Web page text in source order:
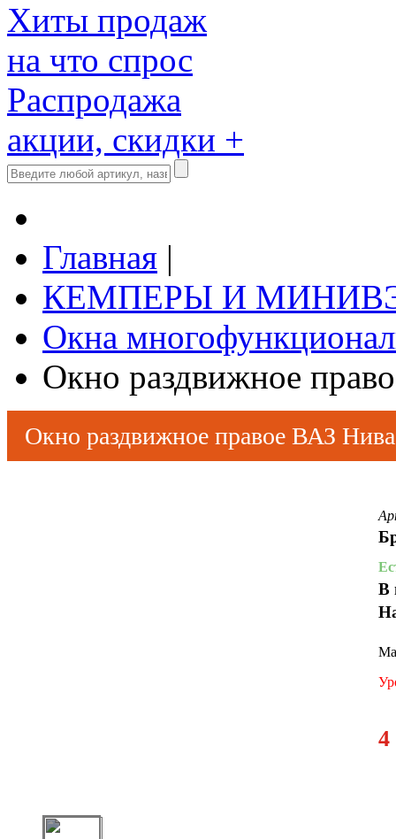
Хиты продаж
на что спрос
Распродажа
акции, скидки +
Главная |
КЕМПЕРЫ И
Окна
Окно раздвижное
Окно раздвижное правое ВАЗ
В
4